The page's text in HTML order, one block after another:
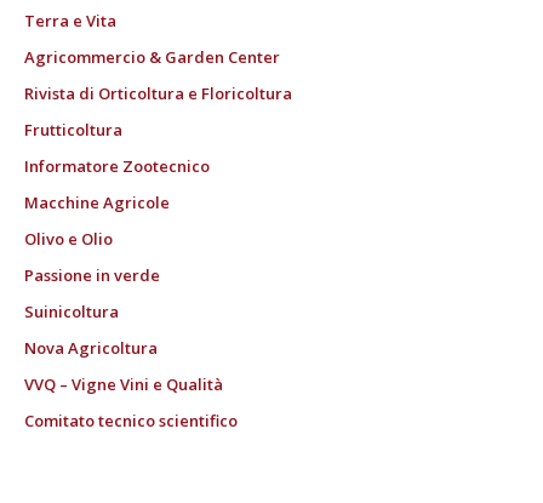
Terra e Vita
Agricommercio & Garden Center
Rivista di Orticoltura e Floricoltura
Frutticoltura
Informatore Zootecnico
Macchine Agricole
Olivo e Olio
Passione in verde
Suinicoltura
Nova Agricoltura
VVQ – Vigne Vini e Qualità
Comitato tecnico scientifico